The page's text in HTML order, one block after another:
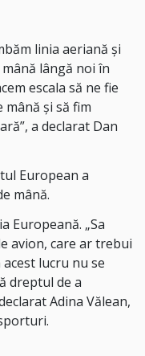
linia aeriană şi
lângă noi în
escala să ne fie
şi să fim
a declarat Dan
European a
mână.
Europeană. „Sa
avion, care ar trebui
lucru nu se
dreptul de a
Adina Vălean,